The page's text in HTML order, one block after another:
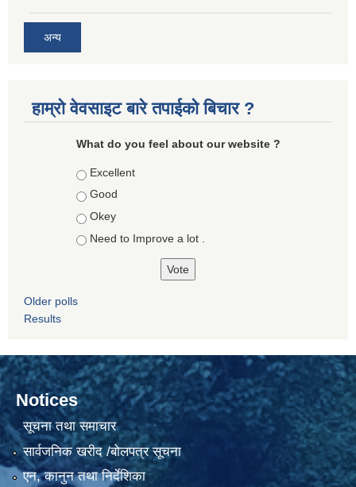
अन्य
हाम्रो वेवसाइट बारे तपाईको बिचार ?
What do you feel about our website ?
Choices
Excellent
Good
Okey
Need to Improve a lot .
Older polls
Results
Notices
सूचना तथा समाचार
सार्वजनिक खरीद /बोलपत्र सूचना
एन, कानुन तथा निर्देशिका